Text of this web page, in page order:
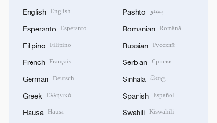
English English
Esperanto Esperanto
Filipino Filipino
French Français
German Deutsch
Greek Ελληνικά
Hausa Hausa
Pashto پښتو
Romanian Română
Russian Русский
Serbian Српски
Sinhala සිංහල
Spanish Español
Swahili Kiswahili